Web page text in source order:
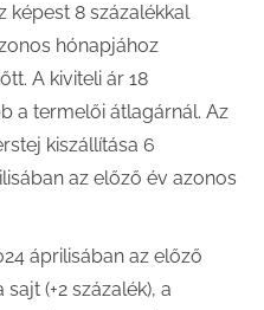
képest 8 százalékkal
hónapjához
A kiviteli ár 18
a termelői átlagárnál. Az
kiszállítása 6
az előző év azonos
áprilisában az előző
(+2 százalék), a